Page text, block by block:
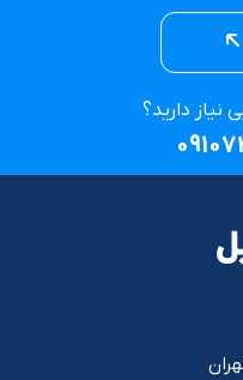
نیاز دارید؟